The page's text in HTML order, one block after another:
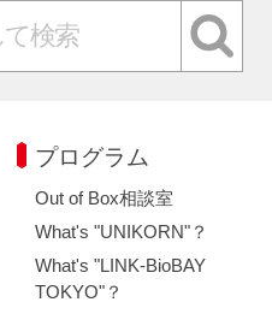
プログラム
Out of Box相談室
What's "UNIKORN"？
What's "LINK-BioBAY
TOKYO"？